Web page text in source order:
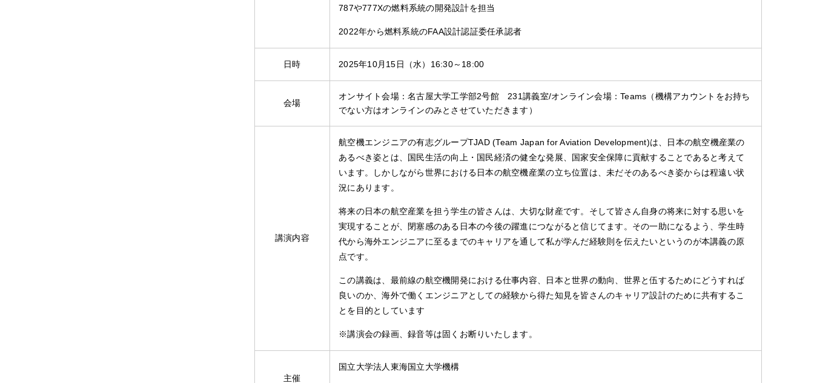
787や777Xの燃料系統の開発設計を担当
2022年から燃料系統のFAA設計認証委任承認者
日時 2025年10月15日（水）16:30～18:00
会場
オンサイト会場：名古屋大学工学部2号館 231講義室/オンライン会場：Teams（機構アカウントをお持ち
でない方はオンラインのみとさせていただきます）
講演内容
航空機エンジニアの有志グループTJAD (Team Japan for Aviation Development)は、日本の航空機産業の
あるべき姿とは、国民生活の向上・国民経済の健全な発展、国家安全保障に貢献することであると考えて
います。しかしながら世界における日本の航空機産業の立ち位置は、未だそのあるべき姿からは程遠い状
況にあります。
将来の日本の航空産業を担う学生の皆さんは、大切な財産です。そして皆さん自身の将来に対する思いを
実現することが、閉塞感のある日本の今後の躍進につながると信じてます。その一助になるよう、学生時
代から海外エンジニアに至るまでのキャリアを通して私が学んだ経験則を伝えたいというのが本講義の原
点です。
この講義は、最前線の航空機開発における仕事内容、日本と世界の動向、世界と伍するためにどうすれば
良いのか、海外で働くエンジニアとしての経験から得た知見を皆さんのキャリア設計のために共有するこ
とを目的としています
※講演会の録画、録音等は固くお断りいたします。
主催
国立大学法人東海国立大学機構